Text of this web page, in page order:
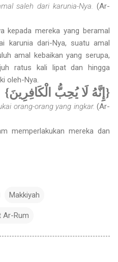
saleh dari karunia-Nya. (Ar-
kepada mereka yang beramal
karunia dari-Nya, suatu amal
amal kebaikan yang serupa,
ratus kali lipat dan hingga
oleh-Nya.
{إِنَّهُ لَا يُحِبُّ الْكَافِرِينَ}
orang-orang yang ingkar. (Ar-
memperlakukan mereka dan
Makkiyah
Ar-Rum